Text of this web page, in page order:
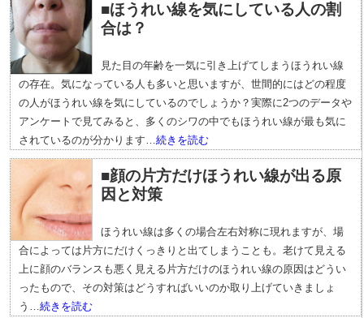
■ほうれい線を気にしている人の割
合は？
見た目の年齢を一気に引き上げてしまうほうれい線
の存在。気になっている人も多いと思いますが、世間的にはどの程度
の人がほうれい線を気にしているのでしょうか？実際に2つのデータや
アンケートで見てみると、多くのシワの中でもほうれい線が最も気に
されているのが分かります…続きを読む
■顔の片方だけほうれい線が出る原
因と対策
ほうれい線は多くの場合左右対称に現れますが、場
合によっては片方にだけくっきりと出てしまうことも。老けて見える
上に顔のバランスも悪く見える片方だけのほうれい線の原因はどうい
ったもので、その対策はどうすればいいのか取り上げていきましょ
う…続きを読む